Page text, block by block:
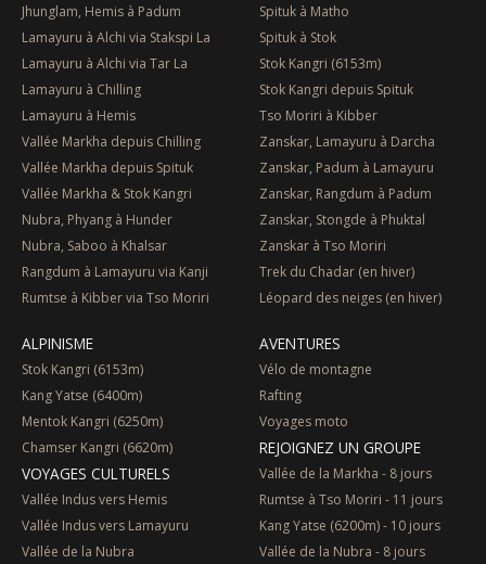
Jhunglam, Hemis à Padum
Lamayuru à Alchi via Stakspi La
Lamayuru à Alchi via Tar La
Lamayuru à Chilling
Lamayuru à Hemis
Vallée Markha depuis Chilling
Vallée Markha depuis Spituk
Vallée Markha & Stok Kangri
Nubra, Phyang à Hunder
Nubra, Saboo à Khalsar
Rangdum à Lamayuru via Kanji
Rumtse à Kibber via Tso Moriri
Spituk à Matho
Spituk à Stok
Stok Kangri (6153m)
Stok Kangri depuis Spituk
Tso Moriri à Kibber
Zanskar, Lamayuru à Darcha
Zanskar, Padum à Lamayuru
Zanskar, Rangdum à Padum
Zanskar, Stongde à Phuktal
Zanskar à Tso Moriri
Trek du Chadar (en hiver)
Léopard des neiges (en hiver)
ALPINISME
Stok Kangri (6153m)
Kang Yatse (6400m)
Mentok Kangri (6250m)
Chamser Kangri (6620m)
VOYAGES CULTURELS
Vallée Indus vers Hemis
Vallée Indus vers Lamayuru
Vallée de la Nubra
AVENTURES
Vélo de montagne
Rafting
Voyages moto
REJOIGNEZ UN GROUPE
Vallée de la Markha - 8 jours
Rumtse à Tso Moriri - 11 jours
Kang Yatse (6200m) - 10 jours
Vallée de la Nubra - 8 jours